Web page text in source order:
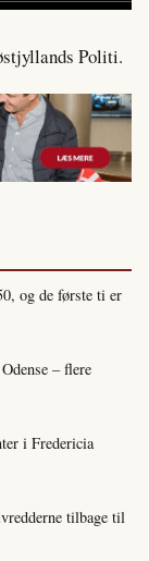
Politi.
og de første ti er
– flere
i Fredericia
tilbage til